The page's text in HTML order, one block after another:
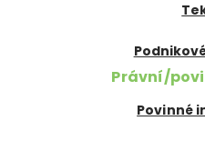
Právní/
Povinné